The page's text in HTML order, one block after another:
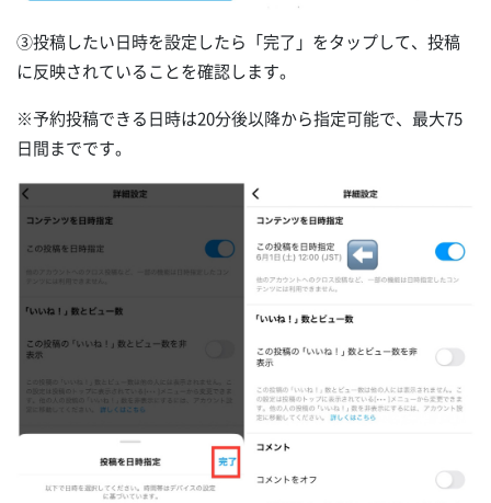
③投稿したい日時を設定したら「完了」をタップして、投稿
に反映されていることを確認します。
※予約投稿できる日時は20分後以降から指定可能で、最大75
日間までです。